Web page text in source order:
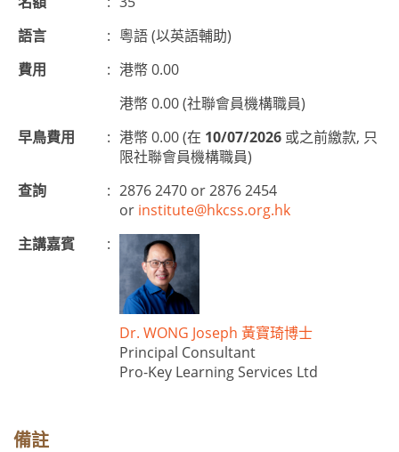
語言
: 粵語 (以英語輔助)
費用
: 港幣 0.00
港幣 0.00 (社聯會員機構職員)
早鳥費用
: 港幣 0.00 (在 10/07/2026 或之前繳款, 只
限社聯會員機構職員)
查詢
: 2876 2470 or 2876 2454
or institute@hkcss.org.hk
主講嘉賓
:
Dr. WONG Joseph 黃寶琦博士
Principal Consultant
Pro-Key Learning Services Ltd
備註